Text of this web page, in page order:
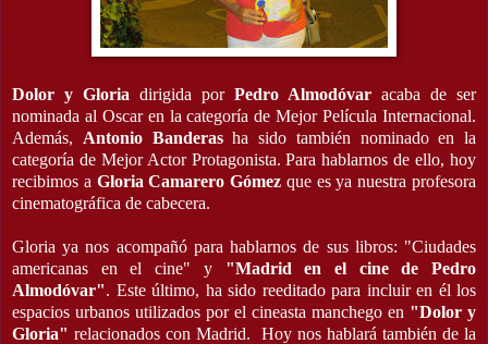
Dolor y Gloria dirigida por Pedro Almodóvar acaba de ser
nominada al Oscar en la categoría de Mejor Película Internacional.
Además, Antonio Banderasha sido también nominado en la
categoría de Mejor Actor Protagonista. Para hablarnos de ello, hoy
recibimos a Gloria Camarero Gómez que es ya nuestra profesora
cinematográfica de cabecera.
Gloria ya nos acompañó para hablarnos de sus libros: "Ciudades
americanas en el cine" y "Madrid en el cine de Pedro
Almodóvar". Este último, ha sido reeditado para incluir en él los
espacios urbanos utilizados por el cineasta manchego en "Dolor y
Gloria" relacionados con Madrid. Hoy nos hablará también de la